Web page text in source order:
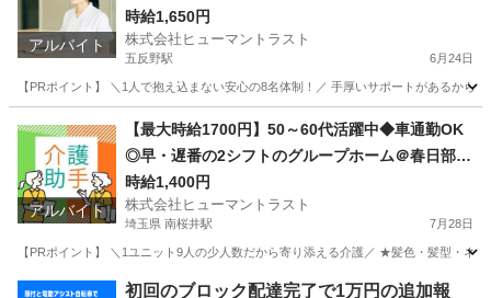
アルバイト
(ES1W-3716)
時給1,650円
株式会社ヒューマントラスト
五反野駅 6月24日
【PRポイント】 ＼1人で抱え込まない安心の8名体制！／ 手厚いサポートがあるか
五反野駅 医療事務 スタッフ
アルバイト
【最大時給1700円】50～60代活躍中◆車通勤OK
◎早・遅番の2シフトのグループホーム＠春日部(E
S1W-3334_1)
時給1,400円
株式会社ヒューマントラスト
埼玉県 南桜井駅 7月28日
【PRポイント】 ＼1ユニット9人の少人数だから寄り添える介護／ ★髪色・髪型・
南桜井駅 介護
初回のブロック配達完了で1万円の追加報